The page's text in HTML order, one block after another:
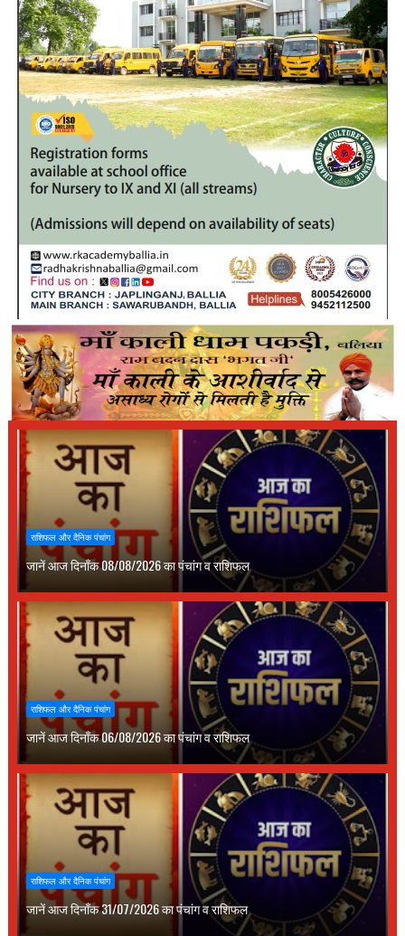
राशिफल और दैनिक पंचांग
जानें आज दिनाँक 08/08/2026 का पंचांग व राशिफल
राशिफल और दैनिक पंचांग
जानें आज दिनाँक 06/08/2026 का पंचांग व राशिफल
राशिफल और दैनिक पंचांग
जानें आज दिनाँक 31/07/2026 का पंचांग व राशिफल